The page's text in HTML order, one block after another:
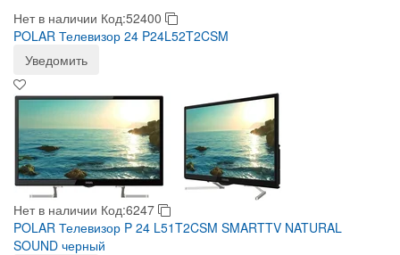
Нет в наличии Код:52400
POLAR Телевизор 24 P24L52T2CSM
Уведомить
Нет в наличии Код:6247
POLAR Телевизор P 24 L51T2CSM SMARTTV NATURAL
SOUND черный